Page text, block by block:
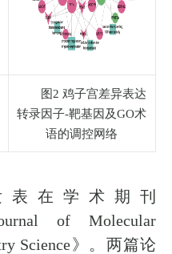
图 2 鸡子宫差异表达
转录因子-靶基因及GO术
语的调控网络
表 在学术期刊
of Molecular
Science》。两篇论